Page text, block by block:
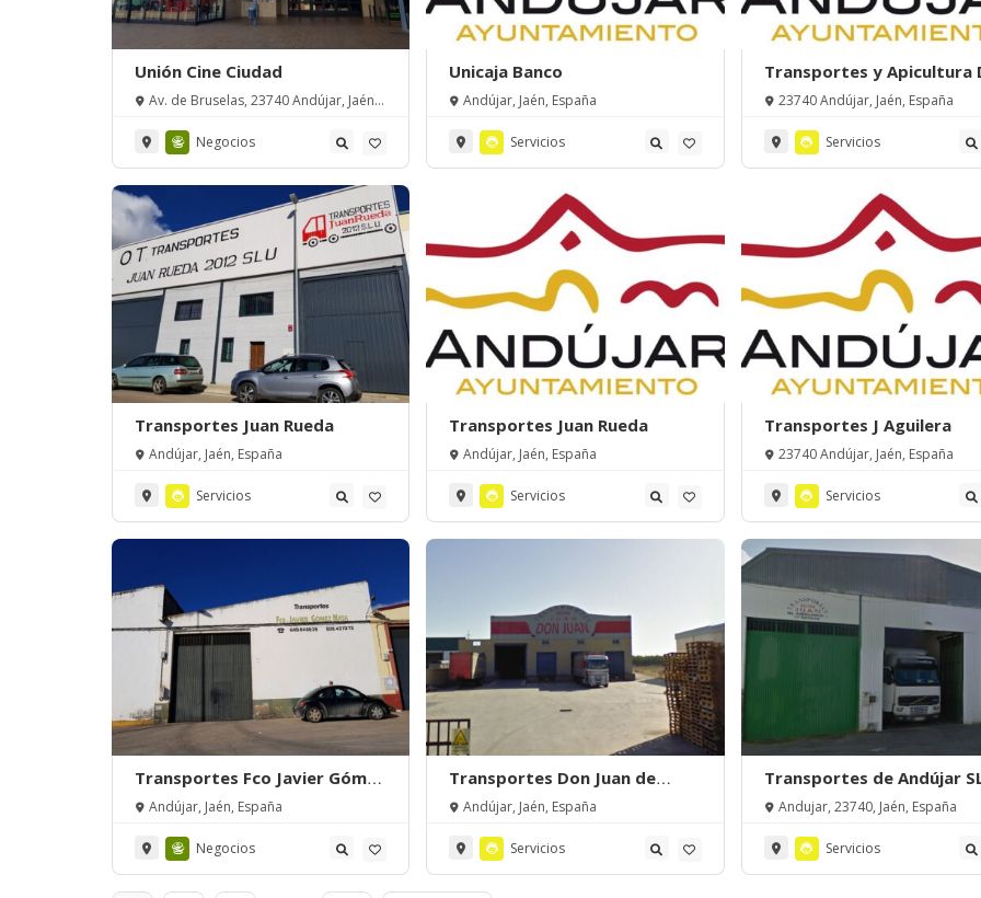
Unión Cine Ciudad
Av. de Bruselas, 23740 Andújar, Jaén,
Negocios
Unicaja Banco
Andújar, Jaén, España
Servicios
Transportes y Apicultura
23740 Andújar, Jaén, España
Servicios
Transportes Juan Rueda
Andújar, Jaén, España
Servicios
Transportes Juan Rueda
Andújar, Jaén, España
Servicios
Transportes J Aguilera
23740 Andújar, Jaén, España
Servicios
Transportes Fco Javier Gómez
Mata
Andújar, Jaén, España
Negocios
Transportes Don Juan de
Andújar
Andújar, Jaén, España
Servicios
Transportes de Andújar
Andujar, 23740, Jaén, España
Servicios